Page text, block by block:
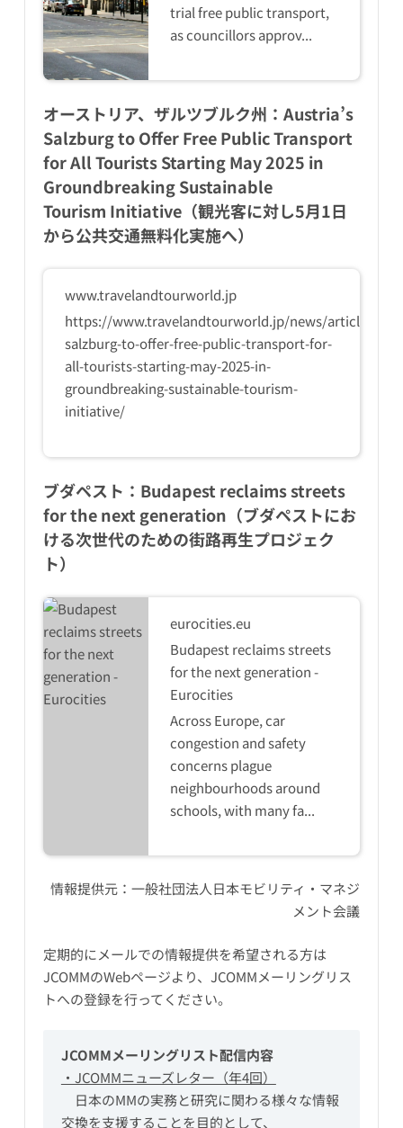
trial free public transport,
as councillors approv...
オーストリア、ザルツブルク州：Austria’s
Salzburg to Offer Free Public Transport
for All Tourists Starting May 2025 in
Groundbreaking Sustainable
Tourism Initiative（観光客に対し5月1日
から公共交通無料化実施へ）
www.travelandtourworld.jp
https://www.travelandtourworld.jp/news/article/
salzburg-to-offer-free-public-transport-for-
all-tourists-starting-may-2025-in-
groundbreaking-sustainable-tourism-
initiative/
ブダペスト：Budapest reclaims streets
for the next generation（ブダペストにお
ける次世代のための街路再生プロジェク
ト）
eurocities.eu
Budapest reclaims streets
for the next generation -
Eurocities
Across Europe, car
congestion and safety
concerns plague
neighbourhoods around
schools, with many fa...
情報提供元：一般社団法人日本モビリティ・マネジ
メント会議
定期的にメールでの情報提供を希望される方は
JCOMMのWebページより、JCOMMメーリングリス
トへの登録を行ってください。
JCOMMメーリングリスト配信内容
・JCOMMニューズレター（年4回）
日本のMMの実務と研究に関わる様々な情報
交換を支援することを目的として、